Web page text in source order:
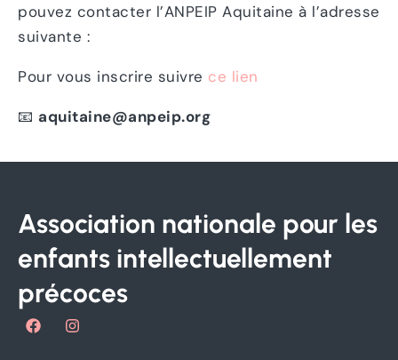
pouvez contacter l’ANPEIP Aquitaine à l’adresse
suivante :
Pour vous inscrire suivre ce lien
📧 aquitaine@anpeip.org
Association nationale pour les
enfants intellectuellement
précoces
F
a
I
n